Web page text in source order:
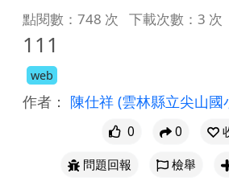
點閱數：748 次 下載次數：3 次
111
web
作者： 陳仕祥 (雲林縣立尖山國
0 0
問題回報
檢舉